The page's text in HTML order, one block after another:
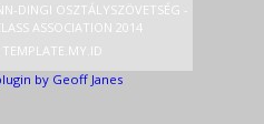
DINGI OSZTÁLYSZÖVETSÉG -
ASSOCIATION 2014
TEMPLATE .MY.ID
by Geoff Janes